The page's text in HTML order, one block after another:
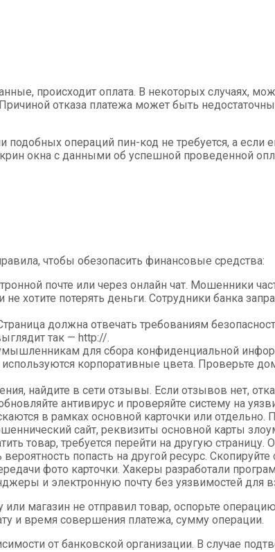
происходит оплата. В некоторых случаях,
отказа платежа может быть
операций пин-код не требуется, а
окна с данными об успешной проведенной
чтобы обезопасить финансовые средства:
почте или через онлайн чат. Мошенники
хотите потерять деньги. Сотрудники банка
должна отвечать требованиям
так — http://.
для сбора конфиденциальной
используются корпоративные цвета. Проверьте
найдите в сети отзывы. Если отзывов нет,
антивирус и проверяйте систему на
в рамках основной карточки или
сайт, реквизиты основной карты
товар, требуется перейти на другую
попасть на другой ресурс.
фото карточки. Хакеры разработали
и электронную почту без уязвимостей для
магазин не отправил товар, оспорьте
и время совершения платежа, сумму операции.
от банковской организации. В случае